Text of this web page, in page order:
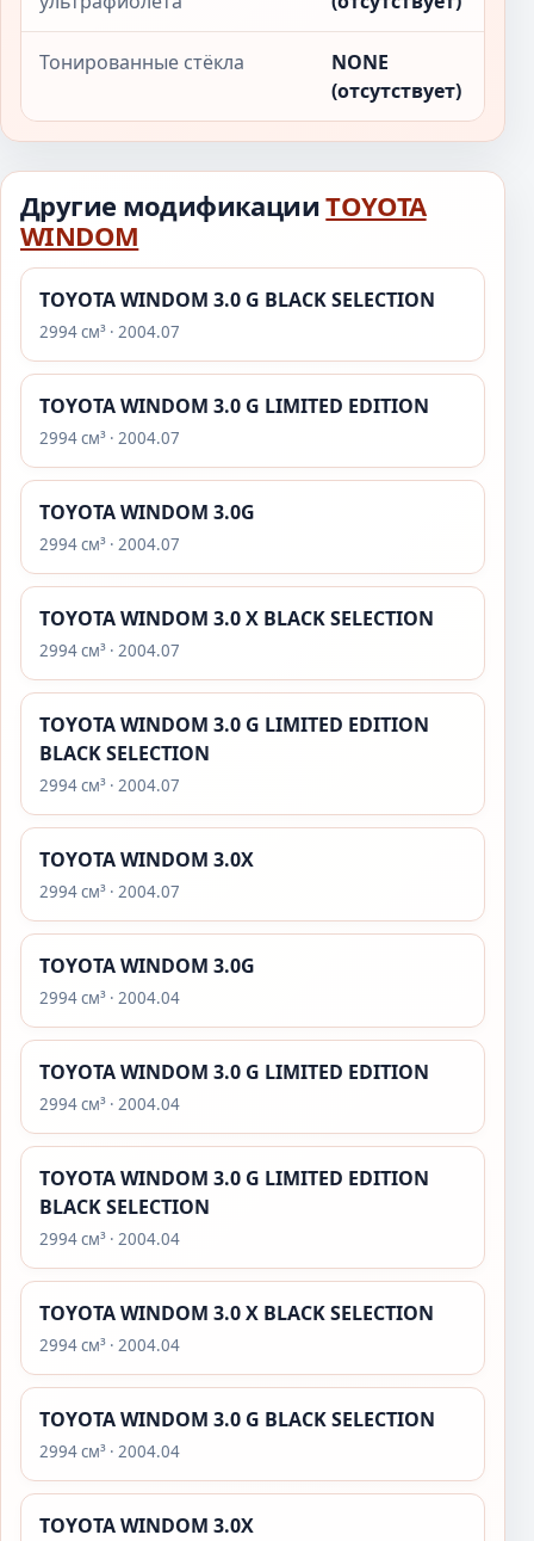
Тонированные стёкла
NONE
(отсутствует)
Другие модификацииTOYOTA
WINDOM
TOYOTA WINDOM 3.0 G BLACK SELECTION
2994 см³ · 2004.07
TOYOTA WINDOM 3.0 G LIMITED EDITION
2994 см³ · 2004.07
TOYOTA WINDOM 3.0G
2994 см³ · 2004.07
TOYOTA WINDOM 3.0 X BLACK SELECTION
2994 см³ · 2004.07
TOYOTA WINDOM 3.0 G LIMITED EDITION
BLACK SELECTION
2994 см³ · 2004.07
TOYOTA WINDOM 3.0X
2994 см³ · 2004.07
TOYOTA WINDOM 3.0G
2994 см³ · 2004.04
TOYOTA WINDOM 3.0 G LIMITED EDITION
2994 см³ · 2004.04
TOYOTA WINDOM 3.0 G LIMITED EDITION
BLACK SELECTION
2994 см³ · 2004.04
TOYOTA WINDOM 3.0 X BLACK SELECTION
2994 см³ · 2004.04
TOYOTA WINDOM 3.0 G BLACK SELECTION
2994 см³ · 2004.04
TOYOTA WINDOM 3.0X